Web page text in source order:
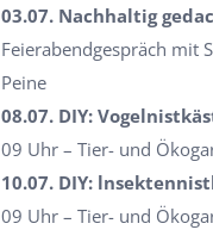
03.07. Nachhaltig
Feierabendgespräch mit
Peine
08.07. DIY:
09 Uhr – Tier- und
10.07. DIY:
09 Uhr – Tier- und